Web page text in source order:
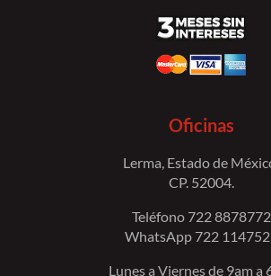
Oficinas
Lerma, Estado de
CP. 52004.
Teléfono 722 8878772
WhatsApp 722
Lunes a Viernes de 9am a